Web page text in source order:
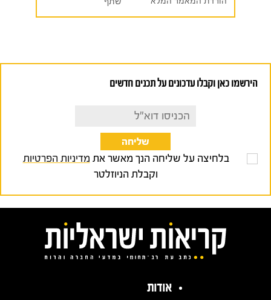
הירשמו כאן וקבלו עדכונים על תכנים חדשים
בלחיצה על שליחה הנך מאשר את מדיניות הפרטיות
וקבלת הניוזלטר
אודות